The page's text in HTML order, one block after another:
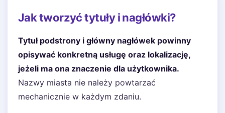
Jak tworzyć tytuły i nagłówki?
Tytuł podstrony i główny nagłówek powinny
opisywać konkretną usługę oraz lokalizację,
jeżeli ma ona znaczenie dla użytkownika.
Nazwy miasta nie należy powtarzać
mechanicznie w każdym zdaniu.